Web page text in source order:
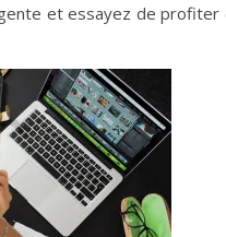
et essayez de profiter